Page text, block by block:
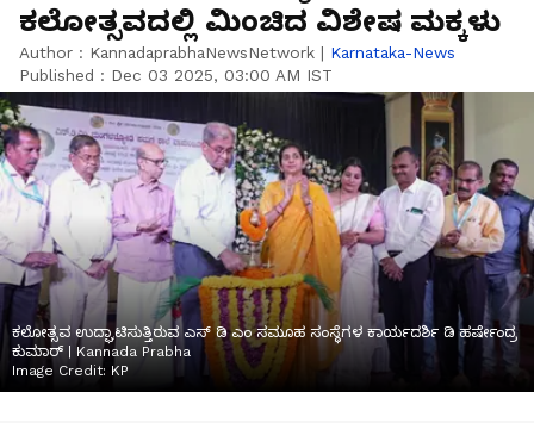
ಕಲೋತ್ಸವದಲ್ಲಿ ಮಿಂಚಿದ ವಿಶೇಷ ಮಕ್ಕಳು
Author : KannadaprabhaNewsNetwork | Karnataka-News
Published : Dec 03 2025, 03:00 AM IST
ಕಲೋತ್ಸವ ಉದ್ಘಾಟಿಸುತ್ತಿರುವ ಎಸ್ ಡಿ ಎಂ ಸಮೂಹ ಸಂಸ್ಥೆಗಳ ಕಾರ್ಯದರ್ಶಿ ಡಿ ಹರ್ಷೇಂದ್ರ
ಕುಮಾರ್ | Kannada Prabha
Image Credit: KP